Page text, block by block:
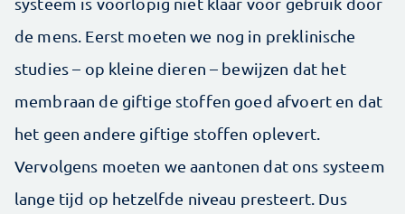
de mens. Eerst moeten we nog in preklinische
studies – op kleine dieren – bewijzen dat het
membraan de giftige stoffen goed afvoert en dat
het geen andere giftige stoffen oplevert.
Vervolgens moeten we aantonen dat ons systeem
lange tijd op hetzelfde niveau presteert. Dus